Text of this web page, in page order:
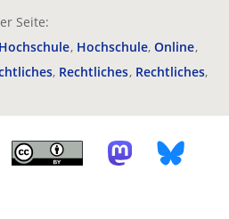
Seite:
Hochschule Hochschule Online
Rechtliches Rechtliches